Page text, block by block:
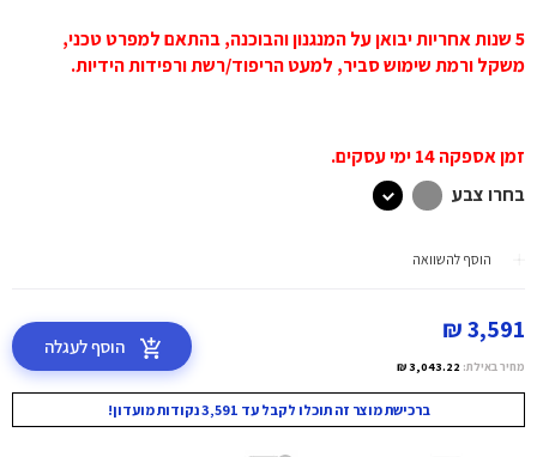
5 שנות אחריות יבואן על המנגנון והבוכנה, בהתאם למפרט טכני,
משקל ורמת שימוש סביר, למעט הריפוד/רשת ורפידות הידיות.
זמן אספקה 14 ימי עסקים.
בחרו צבע
הוסף להשוואה
3,591 ₪
מחיר באילת: 3,043.22 ₪
הוסף לעגלה
ברכישת מוצר זה תוכלו לקבל עד 3,591 נקודות מועדון!